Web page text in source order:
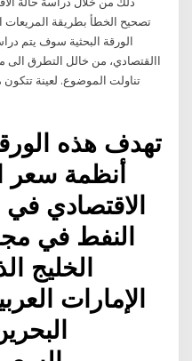
تصحيح الخطأ بطريقة المريعات
الورقة البحثية سوف يتم
االقتصادي، من خالل التطرق الى
تهدف هذه
أنظمة سعر
الاقتصادي
النفط في
الخليج
الإمارات